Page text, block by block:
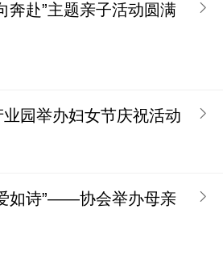
奔赴”主题亲子活动圆满
园举办妇女节庆祝活动
如诗”——协会举办母亲